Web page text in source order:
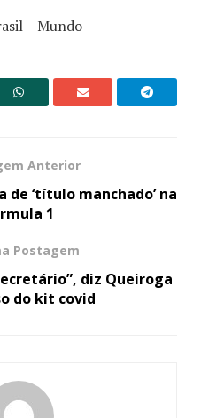
– Mundo
Anterior
de ‘título manchado’ na
1
Postagem
diz Queiroga
do kit covid